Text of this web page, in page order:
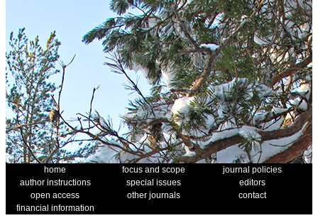
home focus and scope
journal policies
author instructions
special issues
editors
open access
other journals
contact
financial information